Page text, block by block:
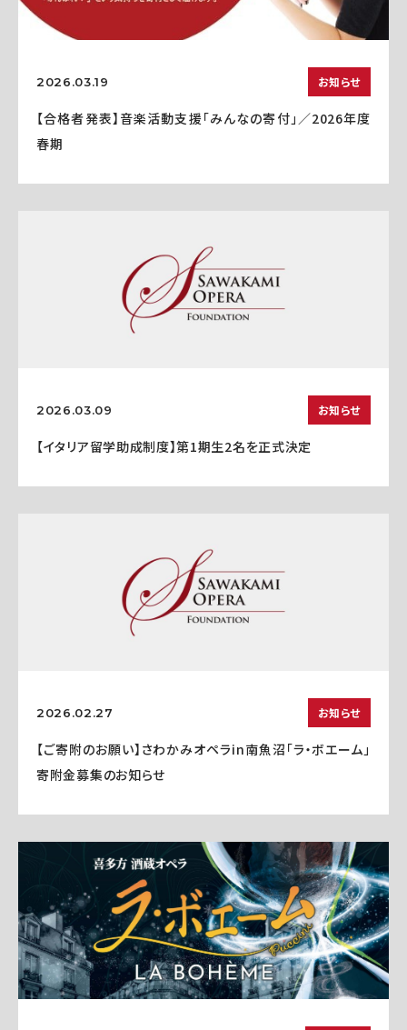
2026.03.19 お知らせ
【合格者発表】音楽活動支援「みんなの寄付」／2026年度
春期
2026.03.09 お知らせ
【イタリア留学助成制度】第1期生2名を正式決定
2026.02.27 お知らせ
【ご寄附のお願い】さわかみオペラin南魚沼「ラ・ボエーム」
寄附金募集のお知らせ